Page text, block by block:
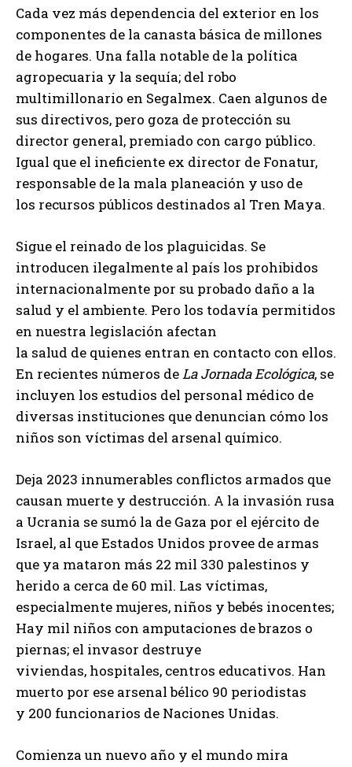
Cada vez más dependencia del exterior en los
componentes de la canasta básica de millones
de hogares. Una falla notable de la política
agropecuaria y la sequía; del robo
multimillonario en Segalmex. Caen algunos de
sus directivos, pero goza de protección su
director general, premiado con cargo público.
Igual que el ineficiente ex director de Fonatur,
responsable de la mala planeación y uso de
los recursos públicos destinados al Tren Maya.
Sigue el reinado de los plaguicidas. Se
introducen ilegalmente al país los prohibidos
internacionalmente por su probado daño a la
salud y el ambiente. Pero los todavía permitidos
en nuestra legislación afectan
la salud de quienes entran en contacto con ellos.
En recientes números deLa Jornada Ecológica, se
incluyen los estudios del personal médico de
diversas instituciones que denuncian cómo los
niños son víctimas del arsenal químico.
Deja 2023 innumerables conflictos armados que
causan muerte y destrucción. A la invasión rusa
a Ucrania se sumó la de Gaza por el ejército de
Israel, al que Estados Unidos provee de armas
que ya mataron más 22 mil 330 palestinos y
herido a cerca de 60 mil. Las víctimas,
especialmente mujeres, niños y bebés inocentes;
Hay mil niños con amputaciones de brazos o
piernas; el invasor destruye
viviendas, hospitales, centros educativos. Han
muerto por ese arsenal bélico 90 periodistas
y 200 funcionarios de Naciones Unidas.
Comienza un nuevo año y el mundo mira